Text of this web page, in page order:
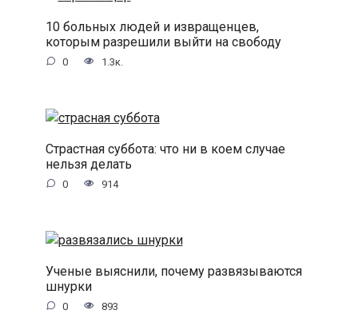
10 больных людей и извращенцев,
которым разрешили выйти на свободу
0 1.3к.
Страстная суббота: что ни в коем случае
нельзя делать
0 914
Ученые выяснили, почему развязываются
шнурки
0 893